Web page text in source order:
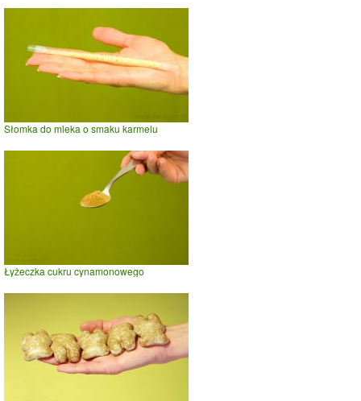
Słomka do mleka o smaku karmelu
Łyżeczka cukru cynamonowego